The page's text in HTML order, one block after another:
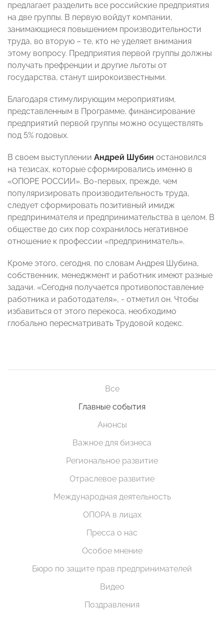
предлагает разделить все российские предприятия
на две группы. В первую войдут компании,
занимающиеся повышением производительности
труда, во вторую – те, кто не уделяет внимания
этому вопросу. Предприятия первой группы должны
получать префренции и другие льготы от
государства, станут широкоизвестными.
Благодаря стимулирующим мероприятиям,
представленным в Программе, финансирование
предприятий первой группы можно осуществлять
под 5% годовых.
В своем выступлении Андрей Шубин остановился
на тезисах, которые сформировались именно в
«ОПОРЕ РОССИИ». Во-первых, прежде, чем
популяризировать производительность труда,
следует сформировать позитивный имидж
предпринимателя и предпринимательства в целом. В
обществе до сих пор сохранилось негативное
отношение к профессии «предприниматель».
Кроме этого, сегодня, по словам Андрея Шубина,
собственник, менеджмент и работник имеют разные
задачи. «Сегодня получается противопоставление
работника и работодателя», - отметил он. Чтобы
избавиться от этого перекоса, необходимо
глобально пересматривать Трудовой кодекс.
Все
Главные события
Анонсы
Важное для бизнеса
Региональное развитие
Отраслевое развитие
Международная деятельность
ОПОРА в лицах
Пресса о нас
Особое мнение
Бюро по защите прав предпринимателей
Видео
Поздравления